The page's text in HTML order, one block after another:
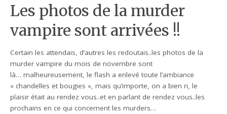
Les photos de la murder
vampire sont arrivées !!
Certain les attendais, d’autres les redoutais..les photos de la
murder vampire du mois de novembre sont
là… malheureusement, le flash a enlevé toute l’ambiance
« chandelles et bougies », mais qu’importe, on a bien ri, le
plaisir était au rendez vous..et en parlant de rendez vous..les
prochains en ce qui concernent les murders…